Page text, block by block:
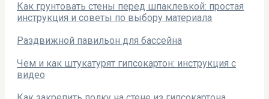
Как грунтовать стены перед шпаклевкой: простая
инструкция и советы по выбору материала
Раздвижной павильон для бассейна
Чем и как штукатурят гипсокартон: инструкция с
видео